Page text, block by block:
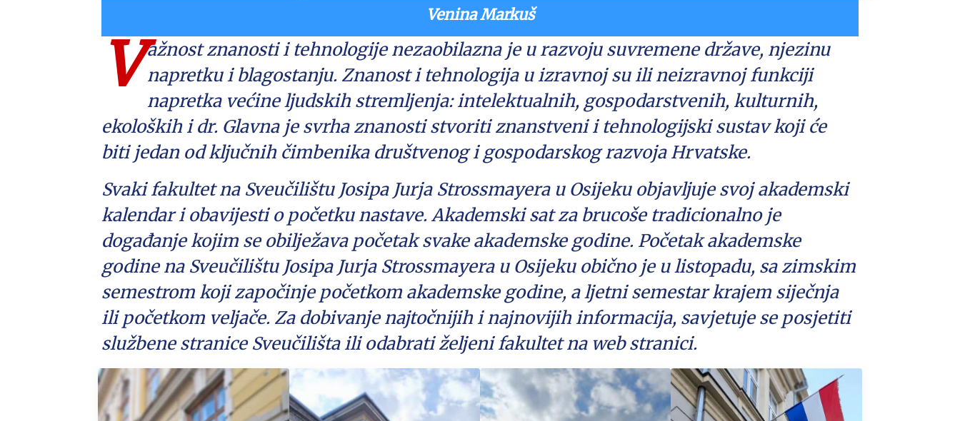
Venina Markuš
V ažnost znanosti i tehnologije nezaobilazna je u razvoju suvremene države, njezinu
napretku i blagostanju. Znanost i tehnologija u izravnoj su ili neizravnoj funkciji
napretka većine ljudskih stremljenja: intelektualnih, gospodarstvenih, kulturnih,
ekoloških i dr. Glavna je svrha znanosti stvoriti znanstveni i tehnologijski sustav koji će
biti jedan od ključnih čimbenika društvenog i gospodarskog razvoja Hrvatske.
Svaki fakultet na Sveučilištu Josipa Jurja Strossmayera u Osijeku objavljuje svoj akademski
kalendar i obavijesti o početku nastave. Akademski sat za brucoše tradicionalno je
događanje kojim se obilježava početak svake akademske godine. Početak akademske
godine na Sveučilištu Josipa Jurja Strossmayera u Osijeku obično je u listopadu, sa zimskim
semestrom koji započinje početkom akademske godine, a ljetni semestar krajem siječnja
ili početkom veljače. Za dobivanje najtočnijih i najnovijih informacija, savjetuje se posjetiti
službene stranice Sveučilišta ili odabrati željeni fakultet na web stranici.